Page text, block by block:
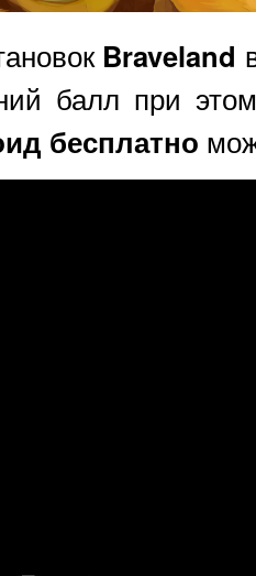
Braveland
балл при
бесплатно